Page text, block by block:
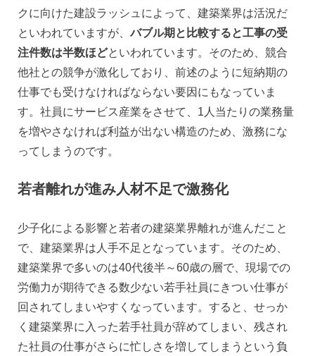
クに向けた建設ラッシュによって、建築業界は活況だ
といわれていますが、バブル期と比較すると工事の受
注件数は半数ほどといわれています。そのため、競合
他社との競争が激化しており、前述のように短納期の
仕事でも受けなければならない要因にもなっていま
す。社員にサービス産業をさせて、1人当たりの業務量
を増やさなければ利益が出ない構造のため、激務にな
ってしまうのです。
若者離れが進み人材不足で激務化
少子化による影響と若者の建築業界離れが進んだこと
で、建築業界は人手不足となっています。そのため、
建築業界で多いのは40代後半～60歳の層で、現場での
労働力が期待できる数少ない若手社員にきつい仕事が
回されてしまいやすくなっています。すると、せっか
く建築業界に入った若手社員が辞めてしまい、残され
た社員の仕事がさらに忙しさを増してしまうという負